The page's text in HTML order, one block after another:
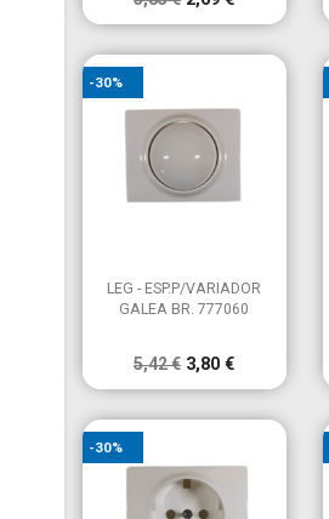
Criar lista de desejos
Vista rápida
LEG - ESP.P/VARIADOR
GALEA BR. 777060
5,42 € 3,80 €
-30%
-30%